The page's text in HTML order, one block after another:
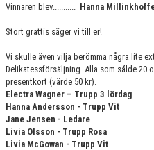
Vinnaren blev........... Hanna
Stort grattis säger vi till er!
Vi skulle även vilja berömma några lite
Delikatessförsäljning. Alla som sålde 20
presentkort (värde 50 kr).
Electra Wagner – Trupp 3 lördag
Hanna Andersson - Trupp Vit
Jane Jensen - Ledare
Livia Olsson - Trupp Rosa
Livia McGowan - Trupp Vit